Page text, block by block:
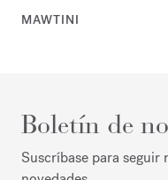
MAWTINI
Boletín de
Suscríbase para seguir